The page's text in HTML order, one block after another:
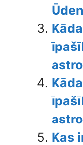
Kas